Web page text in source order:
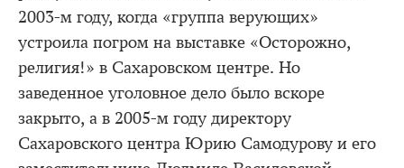
2003-м году, когда «группа верующих»
устроила погром на выставке «Осторожно,
религия!» в Сахаровском центре. Но
заведенное уголовное дело было вскоре
закрыто, а в 2005-м году директору
Сахаровского центра Юрию Самодурову и его